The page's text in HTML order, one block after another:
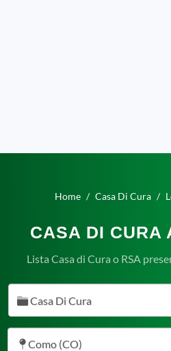
Home Casa Di Cura
CASA DI CURA
Lista Casa di Cura o RSA
Casa Di Cura
Como (CO)